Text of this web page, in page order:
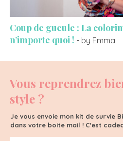
Coup de gueule : La
n’importe quoi ! - by Emma
Vous reprendrez
style ?
Je vous envoie mon kit de survie
dans votre boite mail ! C'est